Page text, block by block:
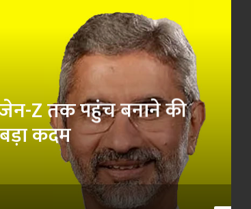
Z तक पहुंच बनाने की
कदम